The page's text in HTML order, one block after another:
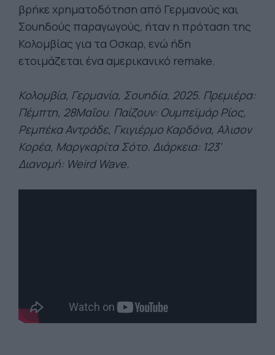
βρήκε χρηματοδότηση από Γερμανούς και
Σουηδούς παραγωγούς, ήταν η πρόταση της
Κολομβίας για τα Οσκαρ, ενώ ήδη
ετοιμάζεται ένα αμερικανικό remake.
Κολομβία, Γερμανία, Σουηδία, 2025. Πρεμιέρα:
Πέμπτη, 28Μαΐου. Παίζουν: Ουμπεϊμάρ Ρίος,
Ρεμπέκα Αντράδε, Γκιγιέρμο Καρδόνα, Αλισον
Κορέα, Μαργκαρίτα Σότο. Διάρκεια: 123'
Διανομή: Weird Wave.